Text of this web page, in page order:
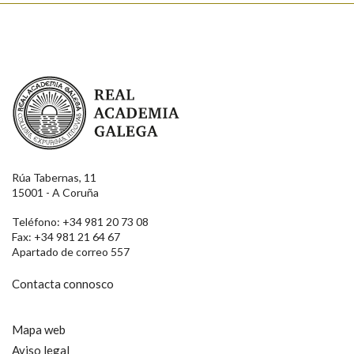
Real Academia Galega
Rúa Tabernas, 11
15001 - A Coruña
Teléfono: +34 981 20 73 08
Fax: +34 981 21 64 67
Apartado de correo 557
Contacta connosco
Mapa web
Aviso legal